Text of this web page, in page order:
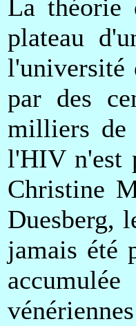
La théorie
plateau
l'université
par des
milliers de
l'HIV n'est
Christine
Duesberg,
jamais été